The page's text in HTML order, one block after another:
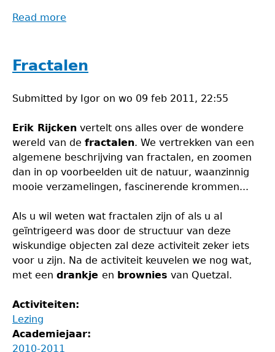
Read more
paradox
van
en
Fractalen
Submitted by Igor on wo 09 feb 2011, 22:55
Erik Rijcken vertelt ons alles over de wondere
wereld van de fractalen. We vertrekken van een
algemene beschrijving van fractalen, en zoomen
dan in op voorbeelden uit de natuur, waanzinnig
mooie verzamelingen, fascinerende krommen...
Als u wil weten wat fractalen zijn of als u al
geïntrigeerd was door de structuur van deze
wiskundige objecten zal deze activiteit zeker iets
voor u zijn. Na de activiteit keuvelen we nog wat,
met een drankje en brownies van Quetzal.
Activiteiten:
Lezing
Academiejaar:
2010-2011